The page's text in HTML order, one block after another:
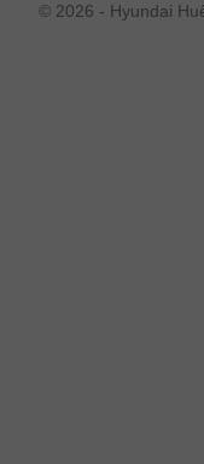
© 2026 - Hyundai